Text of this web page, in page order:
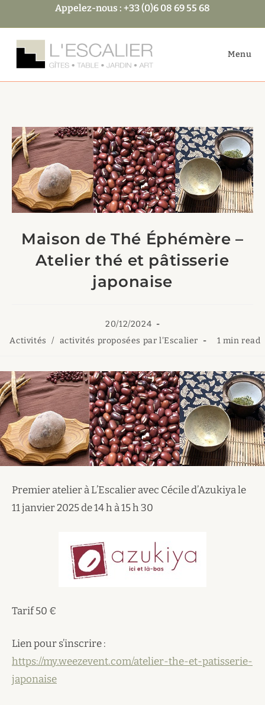
Appelez-nous : +33 (0)6 08 69 55 68
Menu
Maison de Thé Éphémère –
Atelier thé et pâtisserie
japonaise
Publication
20/12/2024
Post
Activités / activités proposées par l'Escalier
Temps
1 min read
Premier atelier à L’Escalier avec Cécile d’Azukiya le
11 janvier 2025 de 14 h à 15 h 30
Tarif 50 €
Lien pour s’inscrire :
https://my.weezevent.com/atelier-the-et-patisserie-
japonaise